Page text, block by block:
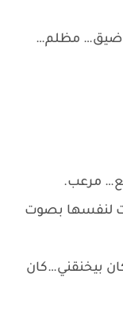
ضيق… مظلم…
مرعب.
لنفسها بصوت
بيخنقني…كان